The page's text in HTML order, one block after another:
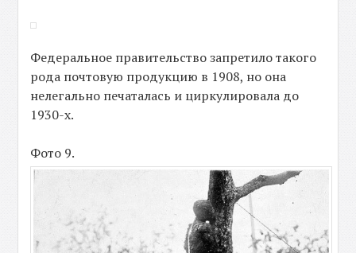
Федеральное правительство запретило такого
рода почтовую продукцию в 1908, но она
нелегально печаталась и циркулировала до
1930-х.
Фото 9.